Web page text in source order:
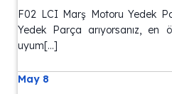
F02 LCI Marş Motoru Yedek
Yedek Parça arıyorsanız, en
uyum[…]
May 8